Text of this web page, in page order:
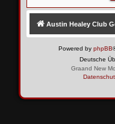
Austin Healey Club
Powered by phpBB
Deutsche
Graand New